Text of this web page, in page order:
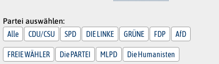
Partei auswählen:
Alle
CDU/CSU SPD DIE LINKE GRÜNE FDP AfD
FREIE WÄHLER Die PARTEI MLPD Die Humanisten